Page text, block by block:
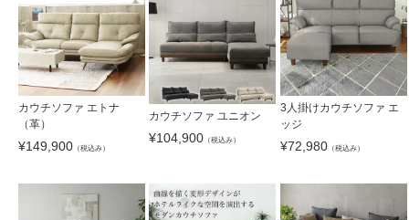
カウチソファ エトナ
（革）
¥149,900 （税込み）
カウチソファ ユニオン
¥104,900 （税込み）
3人掛けカウチソファ エ
ッジ
¥72,980（税込み）